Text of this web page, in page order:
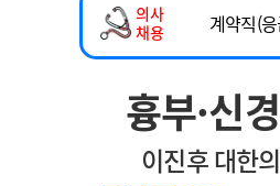
인포메이션
고객센터
의사
채용
계약직(
하반기
2026년
마취통
흉부·신
이진후 대한